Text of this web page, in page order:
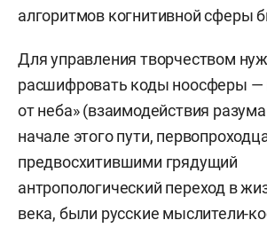
алгоритмов когнитивной сферы
Для управления творчеством
расшифровать коды ноосферы —
от неба» (взаимодействия
начале этого пути,
предвосхитившими грядущий
антропологический переход в
века, были русские мыслители-